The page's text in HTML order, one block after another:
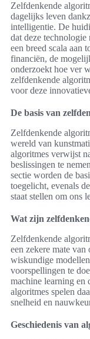
Zelfdenkende
dagelijks leven
intelligentie. De
dat deze
een breed scala aan
financiën, de
onderzoekt hoe ver
zelfdenkende
voor deze
De basis van
Zelfdenkende
wereld van
algoritmes verwijst
beslissingen te
sectie worden de
toegelicht, evenals
staat stellen om ons
Wat zijn
Zelfdenkende
een zekere mate
wiskundige
voorspellingen te
machine learning en
algoritmes spelen
snelheid en
Geschiedenis van